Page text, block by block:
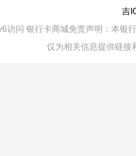
吉
访问 银行卡商城免责声明：本银
仅为相关信息提供链接